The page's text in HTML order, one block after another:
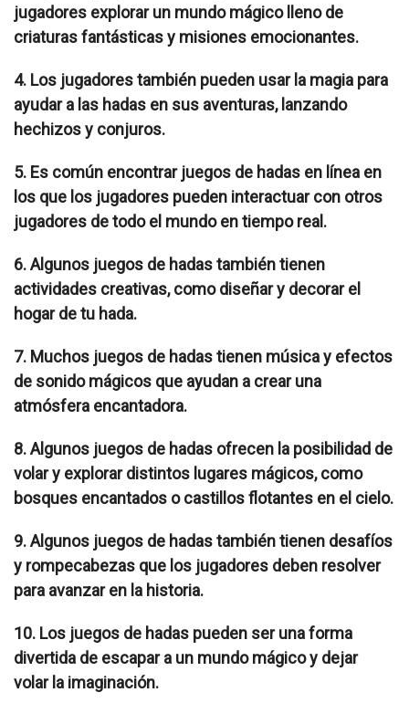
jugadores explorar un mundo mágico lleno de
criaturas fantásticas y misiones emocionantes.
4. Los jugadores también pueden usar la magia para
ayudar a las hadas en sus aventuras, lanzando
hechizos y conjuros.
5. Es común encontrar juegos de hadas en línea en
los que los jugadores pueden interactuar con otros
jugadores de todo el mundo en tiempo real.
6. Algunos juegos de hadas también tienen
actividades creativas, como diseñar y decorar el
hogar de tu hada.
7. Muchos juegos de hadas tienen música y efectos
de sonido mágicos que ayudan a crear una
atmósfera encantadora.
8. Algunos juegos de hadas ofrecen la posibilidad de
volar y explorar distintos lugares mágicos, como
bosques encantados o castillos flotantes en el cielo.
9. Algunos juegos de hadas también tienen desafíos
y rompecabezas que los jugadores deben resolver
para avanzar en la historia.
10. Los juegos de hadas pueden ser una forma
divertida de escapar a un mundo mágico y dejar
volar la imaginación.